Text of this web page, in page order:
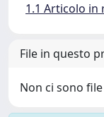
1.1 Articolo in
File in questo
Non ci sono